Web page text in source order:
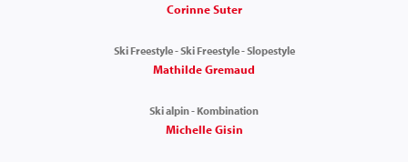
Corinne Suter
Ski Freestyle - Ski Freestyle - Slopestyle
Mathilde Gremaud
Ski alpin - Kombination
Michelle Gisin